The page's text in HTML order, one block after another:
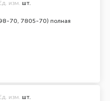
70, 7805-70) полная
изм. шт.
изм. шт.